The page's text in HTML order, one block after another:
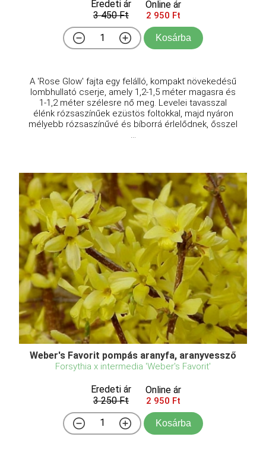
Eredeti ár
3 450 Ft
Online ár
2 950 Ft
Kosárba
A 'Rose Glow' fajta egy felálló, kompakt növekedésű
lombhullató cserje, amely 1,2-1,5 méter magasra és
1-1,2 méter szélesre nő meg. Levelei tavasszal
élénk rózsaszínűek ezüstös foltokkal, majd nyáron
mélyebb rózsaszínűvé és bíborrá érlelődnek, ősszel
...
Weber's Favorit pompás aranyfa, aranyvessző
Forsythia x intermedia 'Weber's Favorit'
Eredeti ár
3 250 Ft
Online ár
2 950 Ft
Kosárba